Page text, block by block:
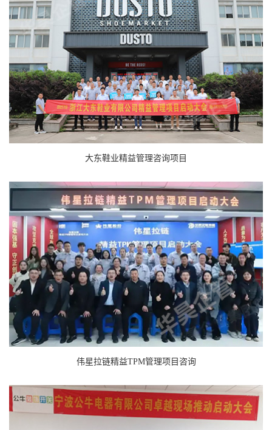
大东鞋业精益管理咨询项目
伟星拉链精益TPM管理项目咨询